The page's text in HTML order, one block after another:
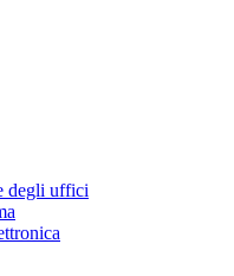
degli uffici